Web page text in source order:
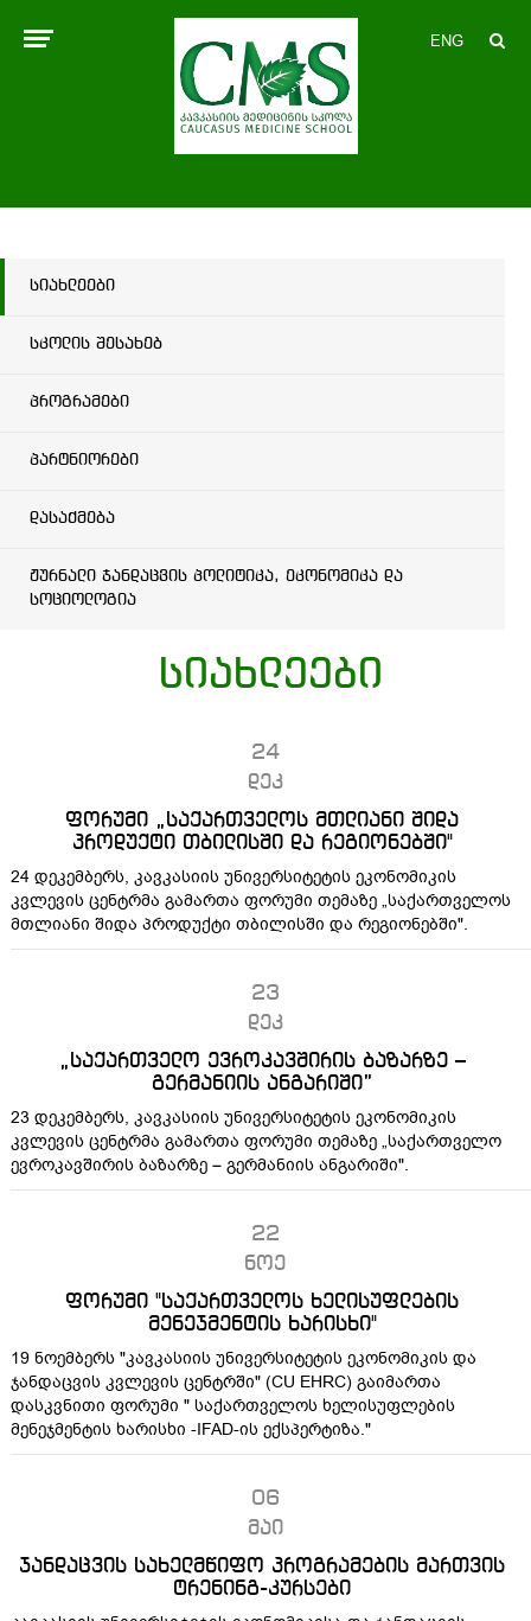
ENG
სიახლეები
სკოლის შესახებ
პროგრამები
პარტნიორები
დასაქმება
ჟურნალი ჯანდაცვის პოლიტიკა, ეკონომიკა და
სოციოლოგია
სიახლეები
24
დეკ
ფორუმი „საქართველოს მთლიანი შიდა
პროდუქტი თბილისში და რეგიონებში"
24 დეკემბერს, კავკასიის უნივერსიტეტის ეკონომიკის
კვლევის ცენტრმა გამართა ფორუმი თემაზე „საქართველოს
მთლიანი შიდა პროდუქტი თბილისში და რეგიონებში".
23
დეკ
„საქართველო ევროკავშირის ბაზარზე –
გერმანიის ანგარიში”
23 დეკემბერს, კავკასიის უნივერსიტეტის ეკონომიკის
კვლევის ცენტრმა გამართა ფორუმი თემაზე „საქართველო
ევროკავშირის ბაზარზე – გერმანიის ანგარიში".
22
ნოე
ფორუმი "საქართველოს ხელისუფლების
მენეჯმენტის ხარისხი"
19 ნოემბერს "კავკასიის უნივერსიტეტის ეკონომიკის და
ჯანდაცვის კვლევის ცენტრში" (CU EHRC) გაიმართა
დასკვნითი ფორუმი " საქართველოს ხელისუფლების
მენეჯმენტის ხარისხი -IFAD-ის ექსპერტიზა."
06
მაი
ჯანდაცვის სახელმწიფო პროგრამების მართვის
ტრენინგ-კურსები